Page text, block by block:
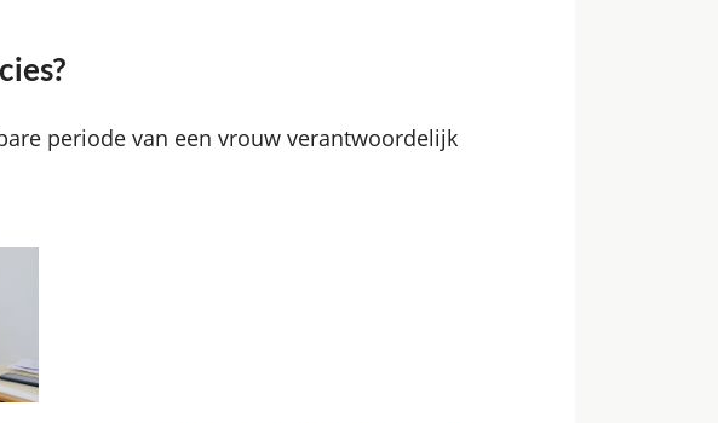
periode van een vrouw verantwoordelijk